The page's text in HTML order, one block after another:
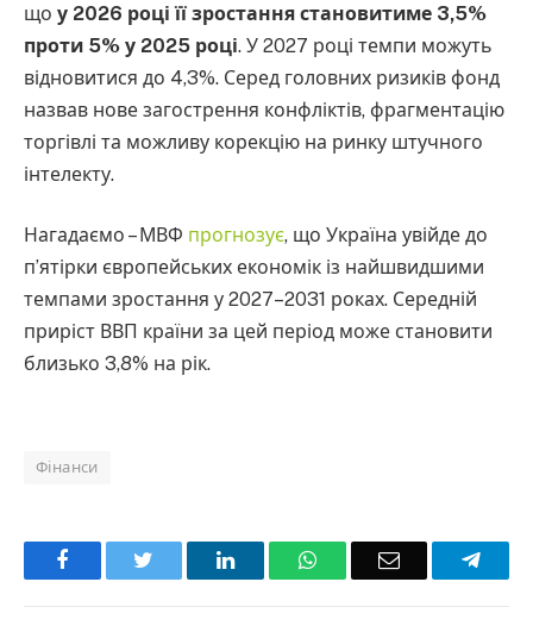
що у 2026 році її зростання становитиме 3,5%
проти 5% у 2025 році. У 2027 році темпи можуть
відновитися до 4,3%. Серед головних ризиків фонд
назвав нове загострення конфліктів, фрагментацію
торгівлі та можливу корекцію на ринку штучного
інтелекту.
Нагадаємо – МВФ прогнозує, що Україна увійде до
п’ятірки європейських економік із найшвидшими
темпами зростання у 2027–2031 роках. Середній
приріст ВВП країни за цей період може становити
близько 3,8% на рік.
Фінанси
Facebook LinkedInWhatsAppEmail